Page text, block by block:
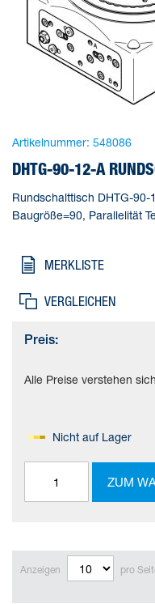
Artikelnummer: 548086
DHTG-90-12-A
Rundschalttisch DHTG-
Baugröße=90, Parallelität
MERKLISTE
VERGLEICHEN
Preis:
Alle Preise verstehen
Nicht auf Lager
ZUM
Anzeigen pro